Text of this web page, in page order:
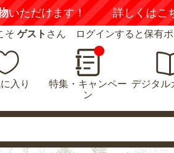
いただけます！ 詳しくはこ
そ ゲスト さん ログインすると保有ポ
入り
特集・キャンペー
ン
デジタル